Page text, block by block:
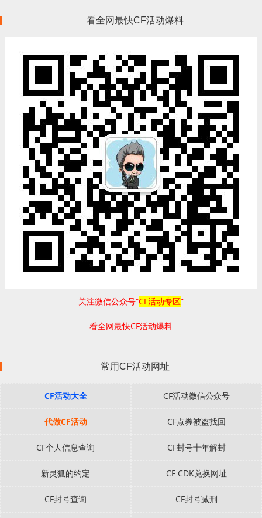
看全网最快CF活动爆料
关注微信公众号“CF活动专区”
看全网最快CF活动爆料
常用CF活动网址
CF活动大全 CF活动微信公众号
代做CF活动 CF点券被盗找回
CF个人信息查询 CF封号十年解封
新灵狐的约定 CF CDK兑换网址
CF封号查询 CF封号减刑